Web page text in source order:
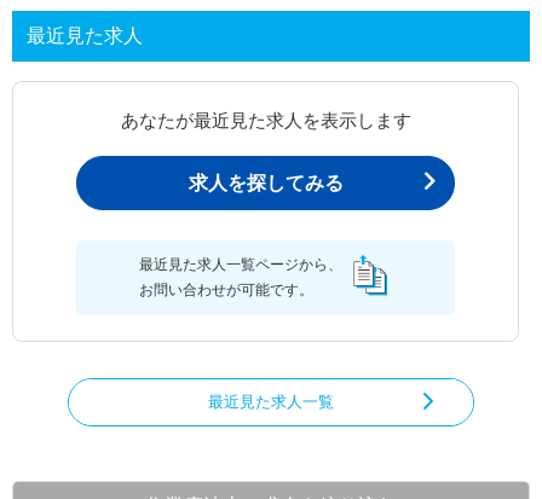
最近見た求人
あなたが最近見た求人を表示します
求人を探してみる
最近見た求人一覧ページから、
お問い合わせが可能です。
最近見た求人一覧